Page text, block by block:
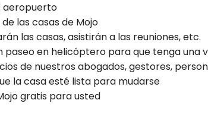
aeropuerto
las casas de Mojo
las casas, asistirán a las reuniones, etc.
paseo en helicóptero para que tenga una
de nuestros abogados, gestores,
la casa esté lista para mudarse
gratis para usted